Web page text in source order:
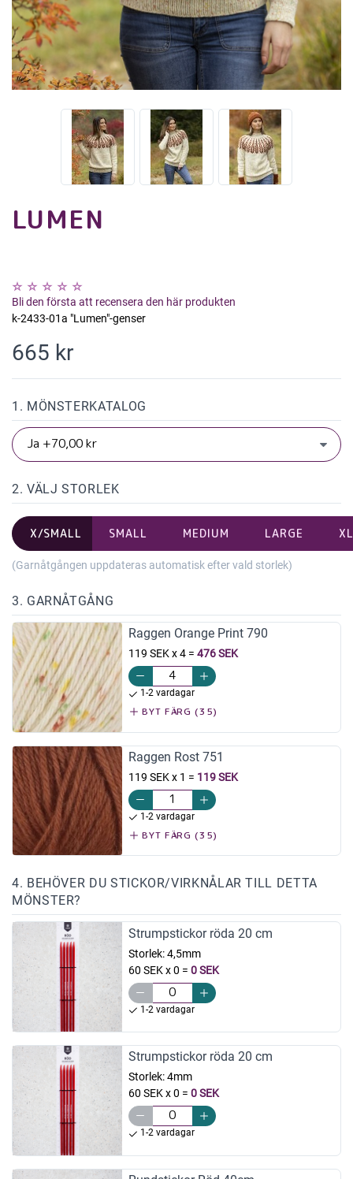
LUMEN
Bli den första att recensera den här produkten
k-2433-01a "Lumen"-genser
665 kr
1. MÖNSTERKATALOG
2. VÄLJ STORLEK
X/SMALL SMALL MEDIUM LARGE
(Garnåtgången uppdateras automatisk efter vald storlek)
3. GARNÅTGÅNG
Raggen Orange Print 790
119 SEK x 4= 476 SEK
1-2 vardagar
BYT FÄRG (35)
Raggen Rost 751
119 SEK x 1 = 119 SEK
1-2 vardagar
BYT FÄRG (35)
4. BEHÖVER DU STICKOR/VIRKNÅLAR TILL DETTA
MÖNSTER?
Strumpstickor röda 20 cm
Storlek:4,5mm
60 SEK x 0 = 0 SEK
1-2 vardagar
Strumpstickor röda 20 cm
Storlek:4mm
60 SEK x 0 = 0 SEK
1-2 vardagar